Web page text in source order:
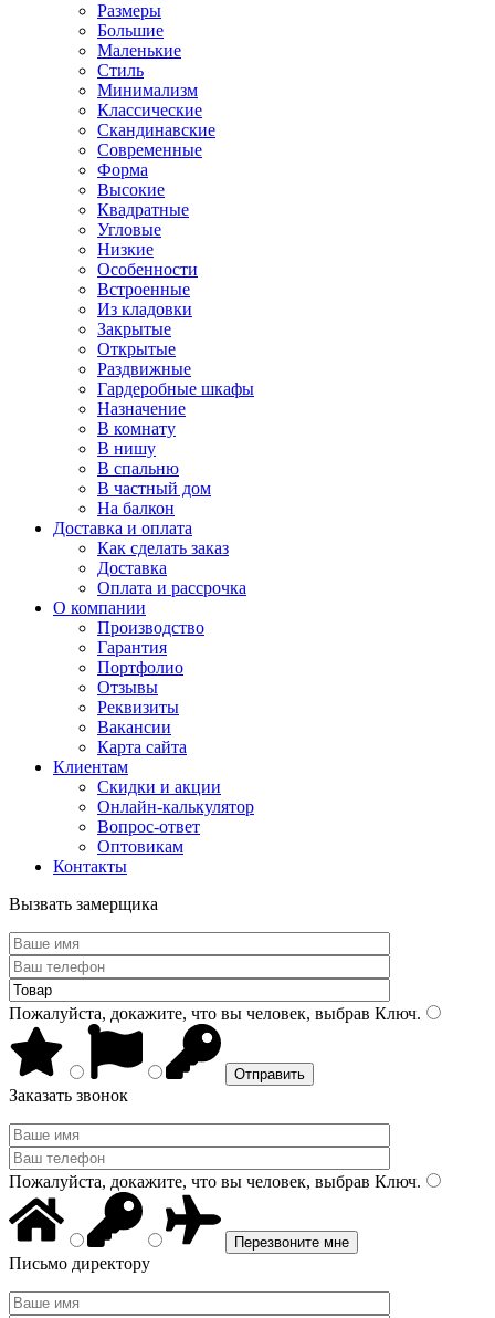
Размеры
Большие
Маленькие
Стиль
Минимализм
Классические
Скандинавские
Современные
Форма
Высокие
Квадратные
Угловые
Низкие
Особенности
Встроенные
Из кладовки
Закрытые
Открытые
Раздвижные
Гардеробные шкафы
Назначение
В комнату
В нишу
В спальню
В частный дом
На балкон
Доставка и оплата
Как сделать заказ
Доставка
Оплата и рассрочка
О компании
Производство
Гарантия
Портфолио
Отзывы
Реквизиты
Вакансии
Карта сайта
Клиентам
Скидки и акции
Онлайн-калькулятор
Вопрос-ответ
Оптовикам
Контакты
Вызвать замерщика
Пожалуйста, докажите, что вы человек, выбрав Ключ.
Заказать звонок
Пожалуйста, докажите, что вы человек, выбрав Ключ.
Письмо директору